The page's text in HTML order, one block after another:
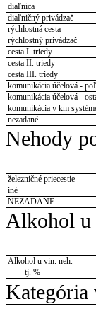
diaľnica
diaľničný privádzač
rýchlostná cesta
rýchlostný privádzač
cesta I. triedy
cesta II. triedy
cesta III. triedy
komunikácia účelová -
komunikácia účelová -
komunikácia v km
nezadané
Nehody
železničné priecestie
iné
NEZADANÉ
Alkohol u
Alkohol u vin. neh.
tj. %